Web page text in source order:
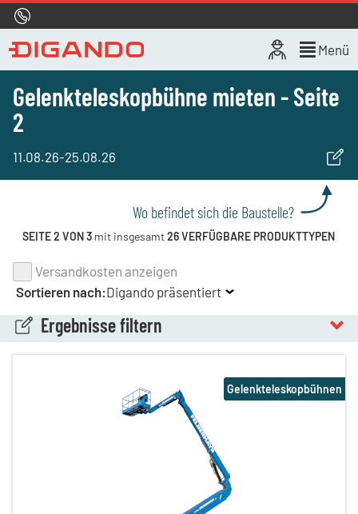
Menü
Gelenkteleskopbühne mieten - Seite
2
11.08.26-25.08.26
Wo befindet sich die Baustelle?
SEITE 2 VON 3 mit insgesamt26 VERFÜGBARE PRODUKTTYPEN
Ergebnisse filtern
Versandkosten anzeigen
Sortieren nach:Digando präsentiert
Gelenkteleskopbühnen